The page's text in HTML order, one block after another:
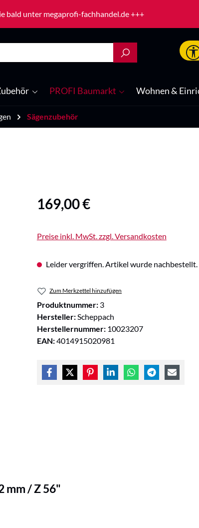
bald unter megaprofi-fachhandel.de +++
PROFI Baumarkt Wohnen &
Sägenzubehör
Regulärer Preis:
169,00 €
Preise inkl. MwSt. zzgl. Versandkosten
Leider vergriffen. Artikel wurde nachbestellt.
Zum Merkzettel hinzufügen
Produktnummer: 3
Hersteller:Scheppach
Herstellernummer: 10023207
EAN:4014915020981
mm / Z 56"